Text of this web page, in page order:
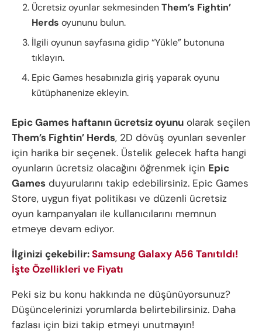
Ücretsiz oyunlar sekmesindenThem’s Fightin’
Herdsoyununu bulun.
İlgili oyunun sayfasına gidip “Yükle” butonuna
tıklayın.
Epic Games hesabınızla giriş yaparak oyunu
kütüphanenize ekleyin.
Epic Games haftanın ücretsiz oyunu olarak seçilen
Them’s Fightin’ Herds, 2D dövüş oyunları sevenler
için harika bir seçenek. Üstelik gelecek hafta hangi
oyunların ücretsiz olacağını öğrenmek için Epic
Games duyurularını takip edebilirsiniz. Epic Games
Store, uygun fiyat politikası ve düzenli ücretsiz
oyun kampanyaları ile kullanıcılarını memnun
etmeye devam ediyor.
İlginizi çekebilir:Samsung Galaxy A56 Tanıtıldı!
İşte Özellikleri ve Fiyatı
Peki siz bu konu hakkında ne düşünüyorsunuz?
Düşüncelerinizi yorumlarda belirtebilirsiniz. Daha
fazlası için bizi takip etmeyi unutmayın!